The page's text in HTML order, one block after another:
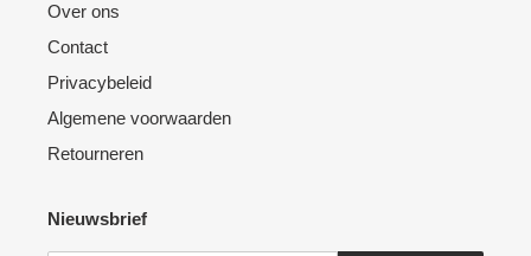
Over ons
Contact
Privacybeleid
Algemene voorwaarden
Retourneren
Nieuwsbrief